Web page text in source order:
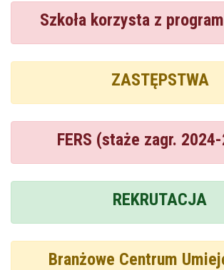
Szkoła korzysta z
ZASTĘPSTWA
FERS (staże zagr.
REKRUTACJA
Branżowe Centrum